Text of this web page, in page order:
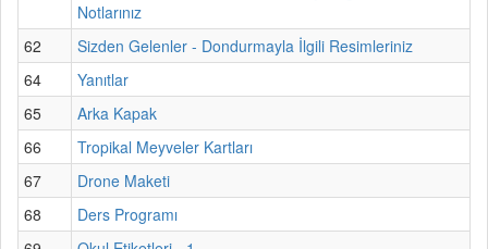
Notlarınız
62
Sizden Gelenler - Dondurmayla İlgili Resimleriniz
64
Yanıtlar
65
Arka Kapak
66
Tropikal Meyveler Kartları
67
Drone Maketi
68
Ders Programı